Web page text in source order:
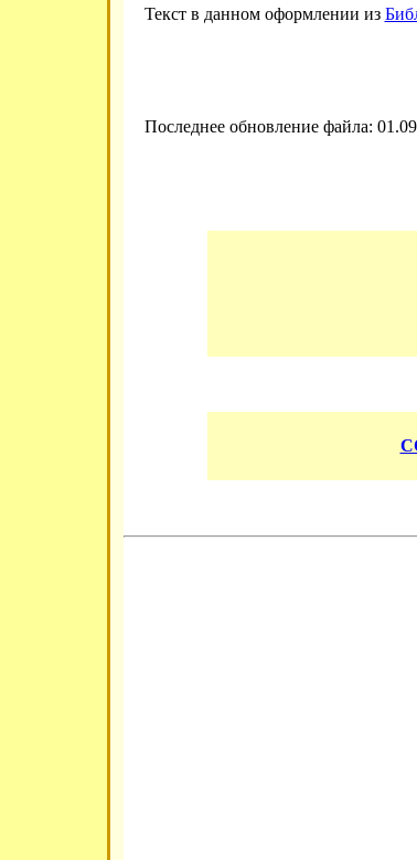
Текст в данном оформлении из
Последнее обновление файла: